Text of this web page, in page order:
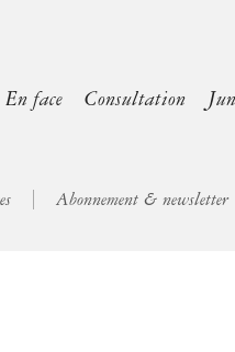
En face Consultation
Abonnement & newsletter